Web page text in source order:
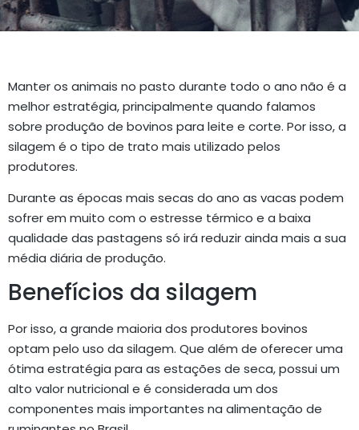
Manter os animais no pasto durante todo o ano não é a
melhor estratégia, principalmente quando falamos
sobre produção de bovinos para leite e corte. Por isso, a
silagem é o tipo de trato mais utilizado pelos
produtores.
Durante as épocas mais secas do ano as vacas podem
sofrer em muito com o estresse térmico e a baixa
qualidade das pastagens só irá reduzir ainda mais a sua
média diária de produção.
Benefícios da silagem
Por isso, a grande maioria dos produtores bovinos
optam pelo uso da silagem. Que além de oferecer uma
ótima estratégia para as estações de seca, possui um
alto valor nutricional e é considerada um dos
componentes mais importantes na alimentação de